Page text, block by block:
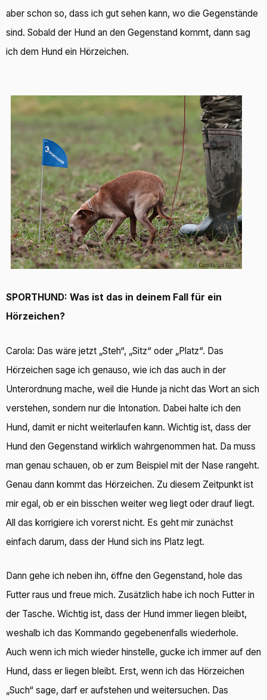
aber schon so, dass ich gut sehen kann, wo die Gegenstände
sind. Sobald der Hund an den Gegenstand kommt, dann sag
ich dem Hund ein Hörzeichen.
SPORTHUND: Was ist das in deinem Fall für ein
Hörzeichen?
Carola: Das wäre jetzt „Steh“, „Sitz“ oder „Platz“. Das
Hörzeichen sage ich genauso, wie ich das auch in der
Unterordnung mache, weil die Hunde ja nicht das Wort an sich
verstehen, sondern nur die Intonation. Dabei halte ich den
Hund, damit er nicht weiterlaufen kann. Wichtig ist, dass der
Hund den Gegenstand wirklich wahrgenommen hat. Da muss
man genau schauen, ob er zum Beispiel mit der Nase rangeht.
Genau dann kommt das Hörzeichen. Zu diesem Zeitpunkt ist
mir egal, ob er ein bisschen weiter weg liegt oder drauf liegt.
All das korrigiere ich vorerst nicht. Es geht mir zunächst
einfach darum, dass der Hund sich ins Platz legt.
Dann gehe ich neben ihn, öffne den Gegenstand, hole das
Futter raus und freue mich. Zusätzlich habe ich noch Futter in
der Tasche. Wichtig ist, dass der Hund immer liegen bleibt,
weshalb ich das Kommando gegebenenfalls wiederhole.
Auch wenn ich mich wieder hinstelle, gucke ich immer auf den
Hund, dass er liegen bleibt. Erst, wenn ich das Hörzeichen
„Such“ sage, darf er aufstehen und weitersuchen. Das